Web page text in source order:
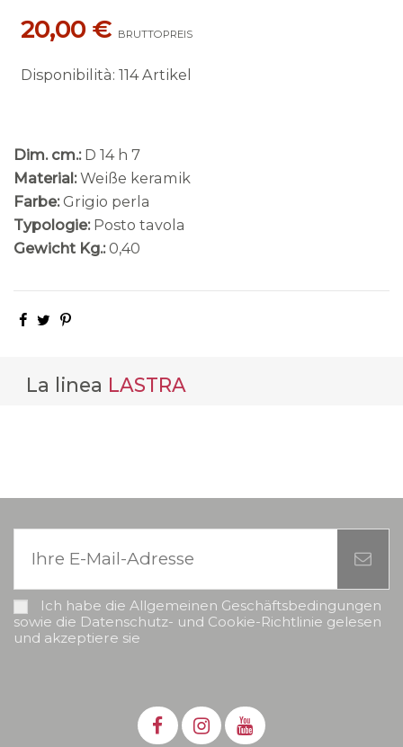
20,00 € BRUTTOPREIS
Disponibilità: 114 Artikel
Dim. cm.: D 14 h 7
Material: Weiße keramik
Farbe: Grigio perla
Typologie: Posto tavola
Gewicht Kg.: 0,40
La linea LASTRA
Ich habe die Allgemeinen Geschäftsbedingungen
sowie die Datenschutz- und Cookie-Richtlinie gelesen
und akzeptiere sie